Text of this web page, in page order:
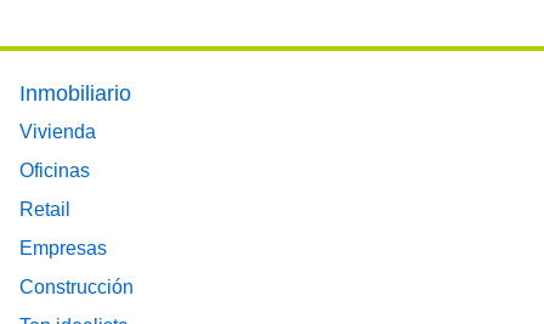
Footer main menu
Inmobiliario
Vivienda
Oficinas
Retail
Empresas
Construcción